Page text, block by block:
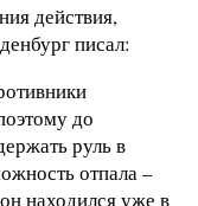
действия,
писал:
до
руль в
отпала –
находился уже в